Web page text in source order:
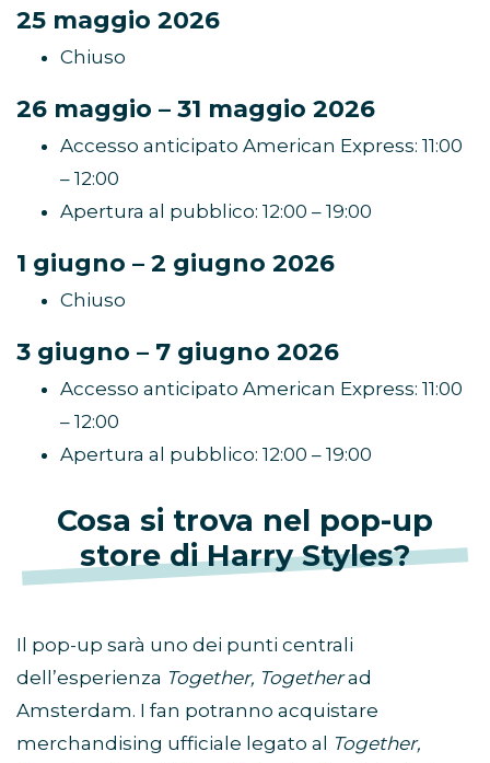
25 maggio 2026
Chiuso
26 maggio – 31 maggio 2026
Accesso anticipato American Express: 11:00
– 12:00
Apertura al pubblico: 12:00 – 19:00
1 giugno – 2 giugno 2026
Chiuso
3 giugno – 7 giugno 2026
Accesso anticipato American Express: 11:00
– 12:00
Apertura al pubblico: 12:00 – 19:00
Cosa si trova nel pop-up
store di Harry Styles?
Il pop-up sarà uno dei punti centrali
dell’esperienza Together, Togetherad
Amsterdam. I fan potranno acquistare
merchandising ufficiale legato al
Together,